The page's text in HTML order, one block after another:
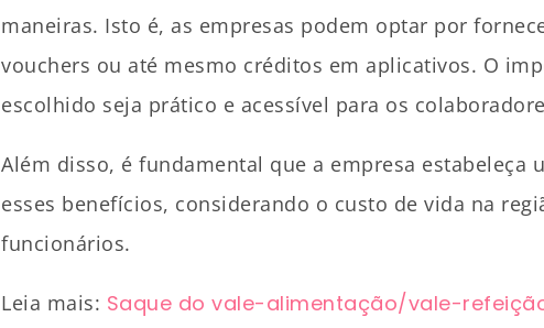
maneiras. Isto é, as empresas podem optar por
vouchers ou até mesmo créditos em aplicativos. O
escolhido seja prático e acessível para os
Além disso, é fundamental que a empresa estabeleça
esses benefícios, considerando o custo de vida na
funcionários.
Leia mais: Saque do vale-alimentação/vale-